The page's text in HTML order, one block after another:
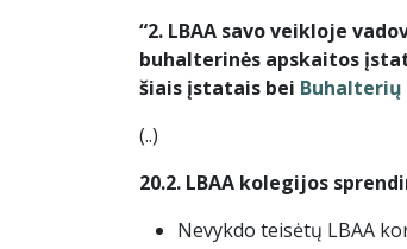
“2. LBAA savo veikloje
buhalterinės apskaitos
šiais įstatais bei
(..)
20.2. LBAA kolegijos
Nevykdo teisėtų LBAA